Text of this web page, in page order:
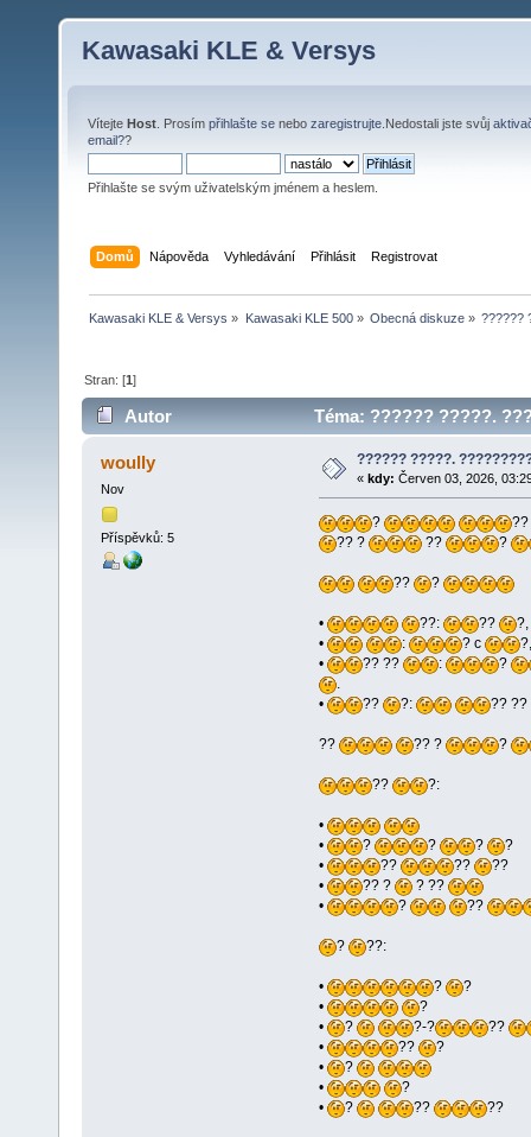
Kawasaki KLE & Versys
Vítejte Host . Prosím přihlašte se nebo zaregistrujte .Nedostali jste svůj
email??
Přihlašte se svým uživatelským jménem a heslem.
Domů Nápověda Vyhledávání Přihlásit Registrovat
Kawasaki KLE & Versys » Kawasaki KLE 500» Obecná diskuze» ??????
Stran: [1]
Autor Téma: ?????? ?????.
woully
Nov
Příspěvků: 5
?????? ?????.
« kdy: Červen 03, 2026,
?
??
?? ?
?? ?
?? ?
• ??: ??
?,
•
: ? c
•
?? ?? :
?
.
•
?? ?: ?? ??
?? ?? ? ?
?? ?:
•
•
? ? ?
?
•
?? ??
??
•
?? ?
? ??
•
? ??
? ??:
• ?
?
•
?
•
? ?-?
??
•
??
?
•
?
•
?
•
? ?? ??